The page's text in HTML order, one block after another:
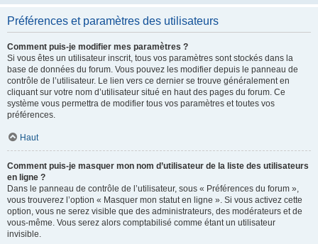
Préférences et paramètres des utilisateurs
Comment puis-je modifier mes paramètres ?
Si vous êtes un utilisateur inscrit, tous vos paramètres sont stockés dans la
base de données du forum. Vous pouvez les modifier depuis le panneau de
contrôle de l’utilisateur. Le lien vers ce dernier se trouve généralement en
cliquant sur votre nom d’utilisateur situé en haut des pages du forum. Ce
système vous permettra de modifier tous vos paramètres et toutes vos
préférences.
Haut
Comment puis-je masquer mon nom d’utilisateur de la liste des utilisateurs
en ligne ?
Dans le panneau de contrôle de l’utilisateur, sous « Préférences du forum »,
vous trouverez l’option « Masquer mon statut en ligne ». Si vous activez cette
option, vous ne serez visible que des administrateurs, des modérateurs et de
vous-même. Vous serez alors comptabilisé comme étant un utilisateur
invisible.